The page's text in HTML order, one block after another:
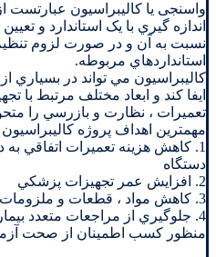
واسنجی یا کالیبراسیون عبارتست
اندازه گيري با يک استاندارد و
نسبت به آن و در صورت لزوم
استانداردهاي مربوطه.
کاليبراسيون مي تواند در
ايفا کند و ابعاد مختلف مرتبط با
تعميرات ، نظارت و بازرسي را
مهمترين اهداف پروژه
1. کاهش هزينه تعميرات اتفاقي
دستگاه
2. افزايش عمر تجهيزات پزشکي
3. کاهش مواد ، قطعات و ملزومات مصرفي
4. جلوگيري از مراجعات متعدد
منظور کسب اطمينان از صحت